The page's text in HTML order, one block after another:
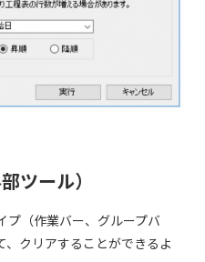
ツール）
プ（作業バー、グループバ
クリアすることができるよ